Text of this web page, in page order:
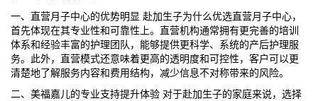
一、直营月子中心的优势明显 赴加生子为什么优选直营月子中心，
首先体现在其专业性和可靠性上。直营机构通常拥有更完善的培训
体系和经验丰富的护理团队，能够提供更科学、系统的产后护理服
务。此外，直营模式还意味着更高的透明度和可控性，客户可以更
清楚地了解服务内容和费用结构，减少信息不对称带来的风险。
二、美福嘉儿的专业支持提升体验 对于赴加生子的家庭来说，选择